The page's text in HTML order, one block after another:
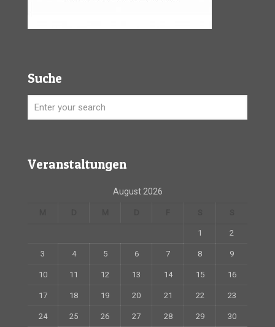
Suche
Veranstaltungen
August 2026
1 2
3 4 5 6 7 8 9
10 11 12 13 14 15 16
17 18 19 20 21 22 23
24 25 26 27 28 29 30